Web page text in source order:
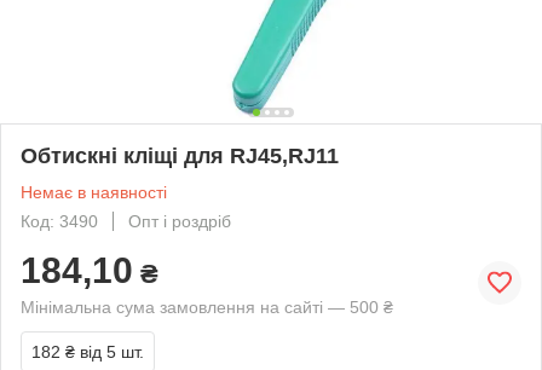
Обтискні кліщі для RJ45,RJ11
Немає в наявності
Код: 3490
Опт і роздріб
184,10 ₴
Мінімальна сума замовлення на сайті — 500 ₴
182 ₴ від 5 шт.